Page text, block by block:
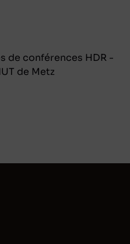
de conférences HDR -
de Metz